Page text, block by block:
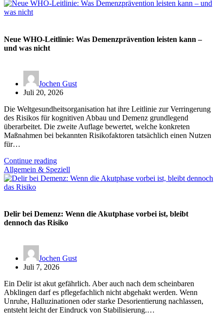
Neue WHO-Leitlinie: Was Demenzprävention leisten kann –
und was nicht
Jochen Gust
Juli 20, 2026
Die Weltgesundheitsorganisation hat ihre Leitlinie zur Verringerung
des Risikos für kognitiven Abbau und Demenz grundlegend
überarbeitet. Die zweite Auflage bewertet, welche konkreten
Maßnahmen bei bekannten Risikofaktoren tatsächlich einen Nutzen
für…
Continue reading
Allgemein & Speziell
Delir bei Demenz: Wenn die Akutphase vorbei ist, bleibt
dennoch das Risiko
Jochen Gust
Juli 7, 2026
Ein Delir ist akut gefährlich. Aber auch nach dem scheinbaren
Abklingen darf es pflegefachlich nicht abgehakt werden. Wenn
Unruhe, Halluzinationen oder starke Desorientierung nachlassen,
entsteht leicht der Eindruck von Stabilisierung.…